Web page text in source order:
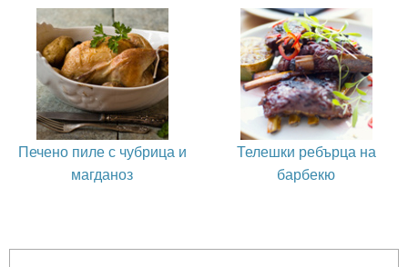
Печено пиле с чубрица и
магданоз
Телешки ребърца на
барбекю